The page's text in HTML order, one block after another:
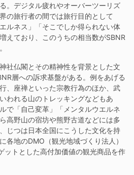
。デジタル疲れやオーバーツーリズ
の旅行者の間では旅行目的として
ルネス」「そこでしか得られない体
えており、このうちの相当数がSBNR
社仏閣とその精神性を背景とした文
層への訴求基盤がある。例をあげる
、座禅といった宗教行為のほか、武
われる山のトレッキングなどもあ
で「自己変革」「メンタルウエルネ
高野山の宿坊や熊野古道などには多
じつは日本全国にこうした文化を持
各地のDMO（観光地域づくり法人）
ットとした高付加価値の観光商品を作